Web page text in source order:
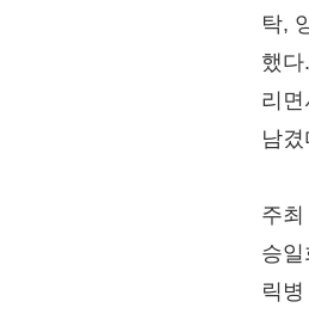
탁,
했
리
남겼
주
승
릭